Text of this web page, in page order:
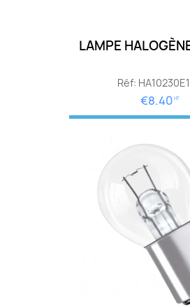
LAMPE
Réf:
€8.40 HT